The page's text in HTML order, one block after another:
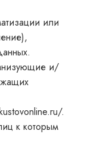
или
и/
.
к которым